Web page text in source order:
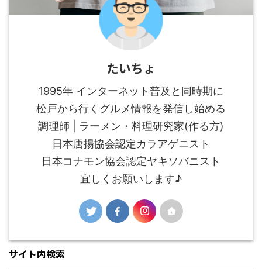
たいちょ
1995年 インターネット普及と同時期に
松戸から行くグルメ情報を発信し始める
調理師 | ラーメン・料理研究家(作る方)
日本唐揚協会認定カラアゲニスト
日本コナモン協会認定ヤキソバニスト
宜しくお願いします♪
サイト内検索